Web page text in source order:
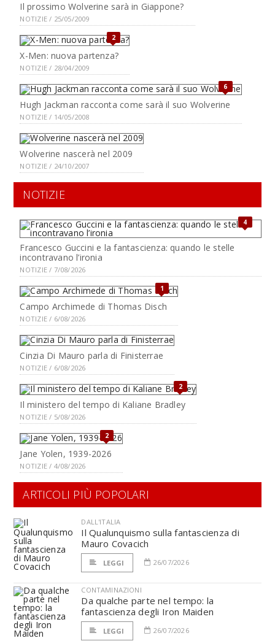
Il prossimo Wolverine sarà in Giappone?
NOTIZIE / 25/05/2009
2
X-Men: nuova partenza?
NOTIZIE / 28/04/2009
6
Hugh Jackman racconta come sarà il suo Wolverine
NOTIZIE / 14/05/2008
Wolverine nascerà nel 2009
NOTIZIE / 24/10/2007
NOTIZIE
4
Francesco Guccini e la fantascienza: quando le stelle
incontravano l’ironia
NOTIZIE / 7/08/2026
1
Campo Archimede di Thomas Disch
NOTIZIE / 6/08/2026
Cinzia Di Mauro parla di Finisterrae
NOTIZIE / 6/08/2026
2
Il ministero del tempo di Kaliane Bradley
NOTIZIE / 5/08/2026
2
Jane Yolen, 1939-2026
NOTIZIE / 4/08/2026
ARTICOLI PIÙ POPOLARI
DALL'ITALIA
Il Qualunquismo sulla fantascienza di
Mauro Covacich
LEGGI 26/07/2026
CONTAMINAZIONI
Da qualche parte nel tempo: la
fantascienza degli Iron Maiden
LEGGI 26/07/2026